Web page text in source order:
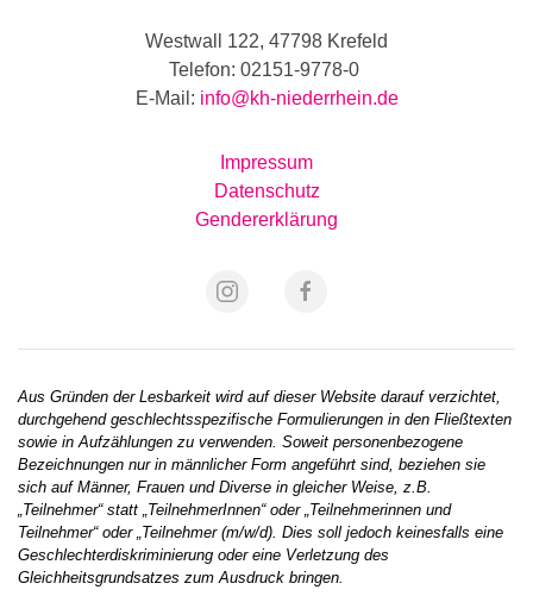
Westwall 122, 47798 Krefeld
Telefon: 02151-9778-0
E-Mail: info@kh-niederrhein.de
Impressum
Datenschutz
Gendererklärung
Aus Gründen der Lesbarkeit wird auf dieser Website darauf verzichtet,
durchgehend geschlechtsspezifische Formulierungen in den Fließtexten
sowie in Aufzählungen zu verwenden. Soweit personenbezogene
Bezeichnungen nur in männlicher Form angeführt sind, beziehen sie
sich auf Männer, Frauen und Diverse in gleicher Weise, z.B.
„Teilnehmer“ statt „TeilnehmerInnen“ oder „Teilnehmerinnen und
Teilnehmer“ oder „Teilnehmer (m/w/d). Dies soll jedoch keinesfalls eine
Geschlechterdiskriminierung oder eine Verletzung des
Gleichheitsgrundsatzes zum Ausdruck bringen.